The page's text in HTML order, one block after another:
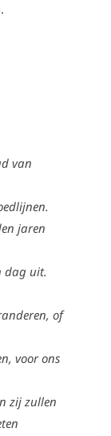
van
jaren
dag uit.
of
voor ons
zij zullen